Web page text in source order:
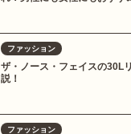
ファッション
ザ・ノース・フェイスの30L
説！
ファッション